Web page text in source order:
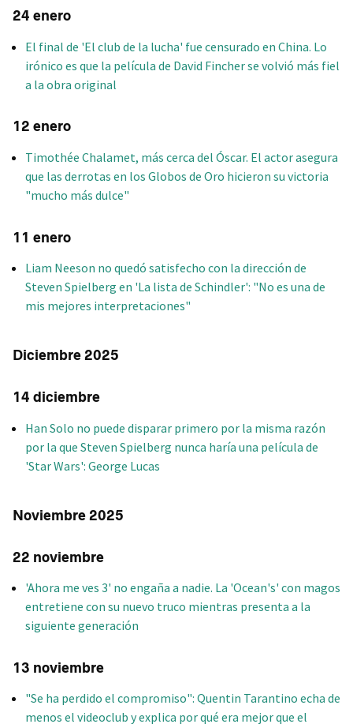
24 enero
El final de 'El club de la lucha' fue censurado en China. Lo
irónico es que la película de David Fincher se volvió más fiel
a la obra original
12 enero
Timothée Chalamet, más cerca del Óscar. El actor asegura
que las derrotas en los Globos de Oro hicieron su victoria
"mucho más dulce"
11 enero
Liam Neeson no quedó satisfecho con la dirección de
Steven Spielberg en 'La lista de Schindler': "No es una de
mis mejores interpretaciones"
Diciembre 2025
14 diciembre
Han Solo no puede disparar primero por la misma razón
por la que Steven Spielberg nunca haría una película de
'Star Wars': George Lucas
Noviembre 2025
22 noviembre
'Ahora me ves 3' no engaña a nadie. La 'Ocean's' con magos
entretiene con su nuevo truco mientras presenta a la
siguiente generación
13 noviembre
"Se ha perdido el compromiso": Quentin Tarantino echa de
menos el videoclub y explica por qué era mejor que el